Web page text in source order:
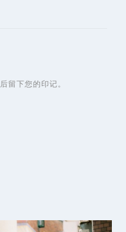
后留下您的印记。